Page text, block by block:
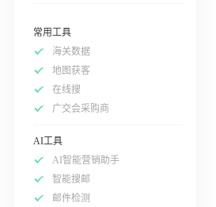
常用工具
海关数据
地图获客
在线搜
广交会采购商
AI工具
AI智能营销助手
智能搜邮
邮件检测